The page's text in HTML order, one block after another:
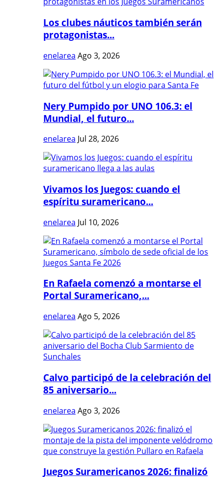
Los clubes náuticos también serán
protagonistas...
enelarea Ago 3, 2026
Nery Pumpido por UNO 106.3: el
Mundial, el futuro...
enelarea Jul 28, 2026
Vivamos los Juegos: cuando el
espíritu suramericano...
enelarea Jul 10, 2026
En Rafaela comenzó a montarse el
Portal Suramericano,...
enelarea Ago 5, 2026
Calvo participó de la celebración del
85 aniversario...
enelarea Ago 3, 2026
Juegos Suramericanos 2026: finalizó